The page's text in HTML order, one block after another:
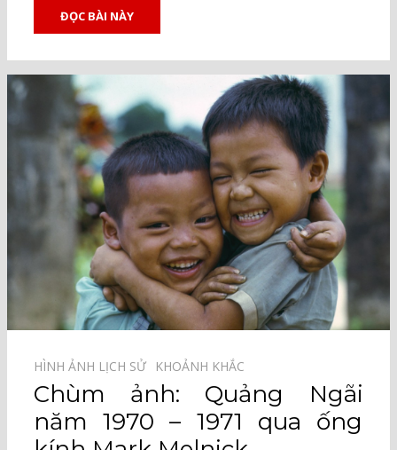
ĐỌC BÀI NÀY
HÌNH ẢNH LỊCH SỬ⠀ KHOẢNH KHẮC⠀
Chùm ảnh: Quảng Ngãi
năm 1970 – 1971 qua ống